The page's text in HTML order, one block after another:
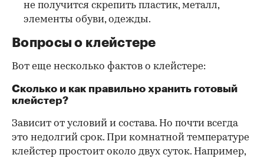
не получится скрепить пластик, металл,
элементы обуви, одежды.
Вопросы о клейстере
Вот еще несколько фактов о клейстере:
Сколько и как правильно хранить готовый
клейстер?
Зависит от условий и состава. Но почти всегда
это недолгий срок. При комнатной температуре
клейстер простоит около двух суток. Например,